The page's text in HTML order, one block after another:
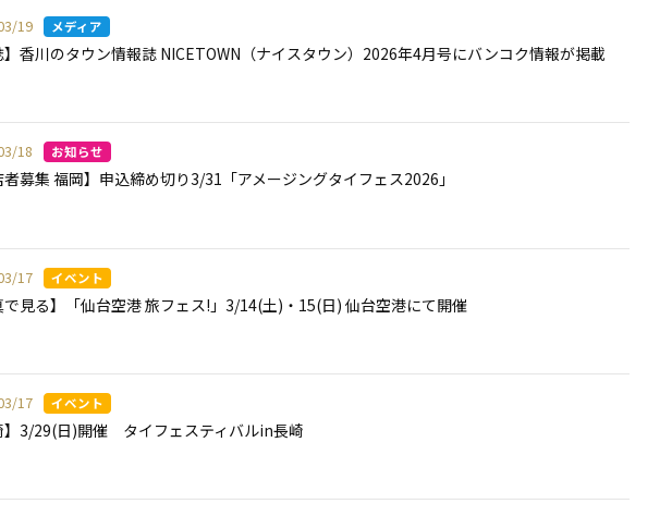
19
】香川のタウン情報誌 NICETOWN（ナイスタウン）2026年4月号にバンコク情報が掲載
18
者募集 福岡】申込締め切り3/31「アメージングタイフェス2026」
17
で見る】「仙台空港 旅フェス!」3/14(土)・15(日) 仙台空港にて開催
17
】3/29(日)開催 タイフェスティバルin長崎